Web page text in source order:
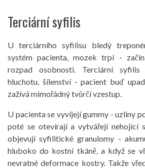
Terciární syfilis
U terciárního syfilisu bledý
systém pacienta, mozek trpí -
rozpad osobnosti. Terciární syfilis
hluchotu, šílenství - pacient buď
zažívá mimořádný tvůrčí vzestup.
U pacienta se vyvíjejí gummy - uzliny
poté se otevírají a vytvářejí nehojící
objevují syfilitické granulomy -
hluboko do kostní tkáně, a když se
nevratné deformace kostry. Takže